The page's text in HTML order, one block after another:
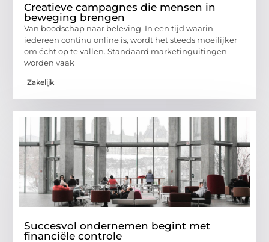
Creatieve campagnes die mensen in
beweging brengen
Van boodschap naar beleving In een tijd waarin
iedereen continu online is, wordt het steeds moeilijker
om écht op te vallen. Standaard marketinguitingen
worden vaak
Zakelijk
Succesvol ondernemen begint met
financiële controle